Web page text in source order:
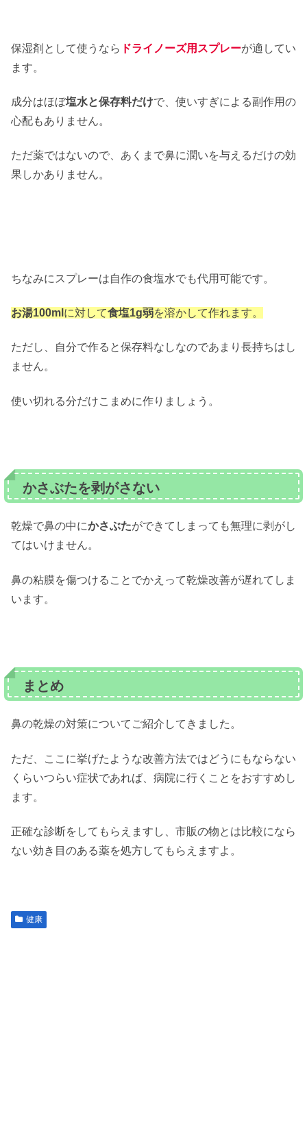
保湿剤として使うなら ドライノーズ用スプレーが適してい
ます。
成分はほぼ塩水と保存料だけで、使いすぎによる副作用の
心配もありません。
ただ薬ではないので、あくまで鼻に潤いを与えるだけの効
果しかありません。
ちなみにスプレーは自作の食塩水でも代用可能です。
お湯100ml に対して食塩1g弱を溶かして作れます。
ただし、自分で作ると保存料なしなのであまり長持ちはし
ません。
使い切れる分だけこまめに作りましょう。
かさぶたを剥がさない
乾燥で鼻の中にかさぶたができてしまっても無理に剥がし
てはいけません。
鼻の粘膜を傷つけることでかえって乾燥改善が遅れてしま
います。
まとめ
鼻の乾燥の対策についてご紹介してきました。
ただ、ここに挙げたような改善方法ではどうにもならない
くらいつらい症状であれば、病院に行くことをおすすめし
ます。
正確な診断をしてもらえますし、市販の物とは比較になら
ない効き目のある薬を処方してもらえますよ。
健康